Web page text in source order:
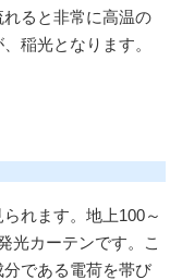
ると非常に高温の
稲光となります。
れます。地上100～
光カーテンです。こ
である電荷を帯び